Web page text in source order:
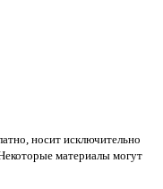
носит исключительно
материалы могут